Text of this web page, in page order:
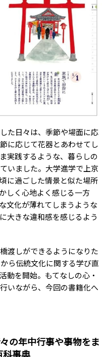
た日々は、季節や場面に応
に応じて花器とあわせてし
実践するような、暮らしの
いました。大学進学で上京
に過ごした情景と似た場所
しく心地よく感じる一方
文化が薄れてしまうような
大きな違和感を感じるよう
渡しができるようになりた
ら伝統文化に関する学び直
動を開始。もてなしの心・
いながら、今回の書籍化へ
の年中行事や事物をま
科事典